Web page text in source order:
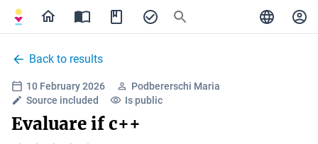
Back to results
10 February 2026
Podbererschi Maria
Source included
Is public
Evaluare if c++